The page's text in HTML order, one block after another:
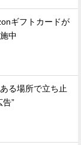
ギフトカードが
中
る場所で立ち止
告”